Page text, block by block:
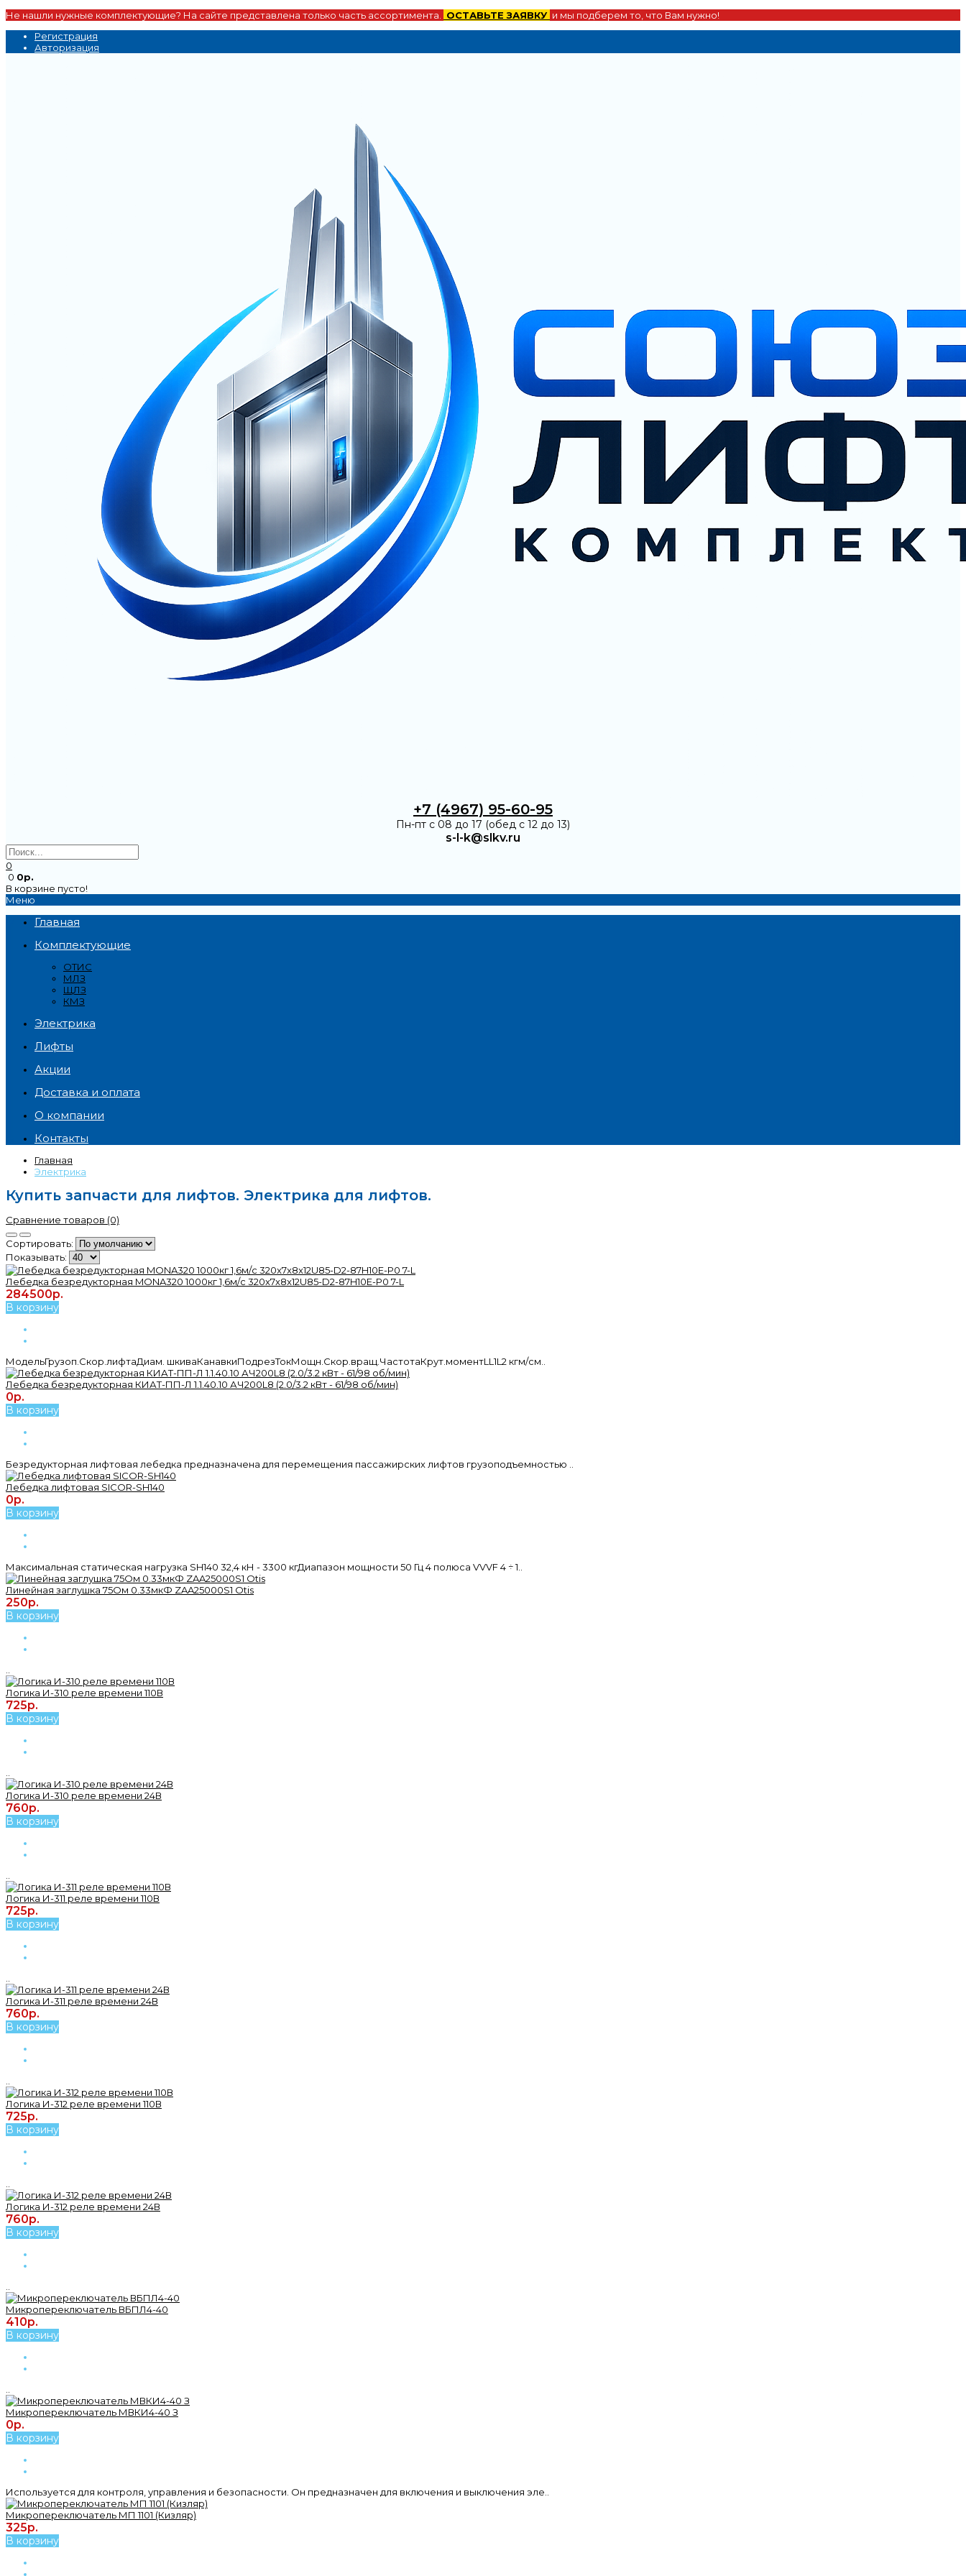
Не нашли нужные комплектующие? На сайте представлена только часть ассортимента. ОСТАВЬТЕ ЗАЯВКУ и мы подберем то, что Вам нужно!
Регистрация
Авторизация
+7 (4967) 95-60-95
Пн-пт с 08 до 17 (обед с 12 до 13)
s-l-k@slkv.ru
0
0 0р.
В корзине пусто!
Меню
Главная
Комплектующие
ОТИС
МЛЗ
ЩЛЗ
КМЗ
Электрика
Лифты
Акции
Доставка и оплата
О компании
Контакты
Главная
Электрика
Купить запчасти для лифтов. Электрика для лифтов.
Сравнение товаров (0)
Сортировать:
Показывать:
Лебедка безредукторная MONA320 1000кг 1,6м/с 320x7x8x12U85-D2-87H10E-P0 7-L
284500р.
В корзину
МодельГрузоп.Скор.лифтаДиам. шкиваКанавкиПодрезТокМощн.Скор.вращ.ЧастотаКрут.моментLL1L2 кгм/см..
Лебедка безредукторная КИАТ-ПП-Л 1.1.40.10 АЧ200L8 (2.0/3.2 кВт - 61/98 об/мин)
0р.
В корзину
Безредукторная лифтовая лебедка предназначена для перемещения пассажирских лифтов грузоподъемностью ..
Лебедка лифтовая SICOR-SH140
0р.
В корзину
Максимальная статическая нагрузка SH140 32,4 кН - 3300 кгДиапазон мощности 50 Гц 4 полюса VVVF 4 ÷ 1..
Линейная заглушка 75Ом 0.33мкФ ZAA25000S1 Otis
250р.
В корзину
Логика И-310 реле времени 110В
725р.
В корзину
Логика И-310 реле времени 24В
760р.
В корзину
Логика И-311 реле времени 110В
725р.
В корзину
Логика И-311 реле времени 24В
760р.
В корзину
Логика И-312 реле времени 110В
725р.
В корзину
Логика И-312 реле времени 24В
760р.
В корзину
Микропереключатель ВБПЛ4-40
410р.
В корзину
Микропереключатель МВКИ4-40 З
0р.
В корзину
Используется для контроля, управления и безопасности. Он предназначен для включения и выключения эле..
Микропереключатель МП 1101 (Кизляр)
325р.
В корзину